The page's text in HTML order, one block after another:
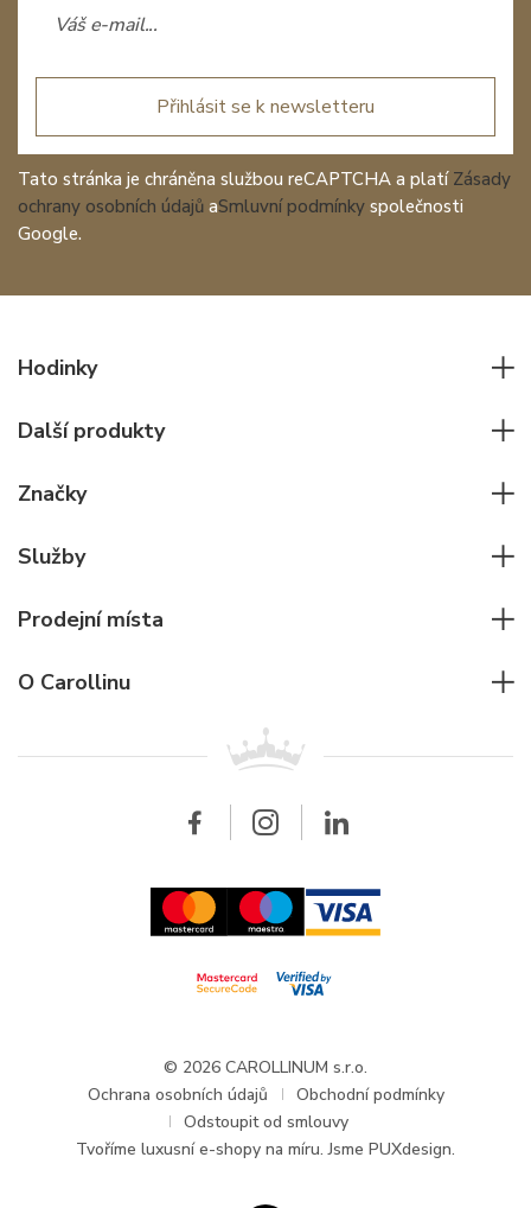
Přihlásit se k newsletteru
Tato stránka je chráněna službou reCAPTCHA a platí Zásady
ochrany osobních údajů aSmluvní podmínky společnosti
Google.
Hodinky
Dámské hodinky
Pilotní hodinky
Potápěčské hodinky
Další produkty
Ostatní doplňky
Značky
Cartier
Breitling
Služby
Pro firmy
Velkoobchod
Prodejní místa
O Carollinu
Velkoobchod
O společnosti Carollinum
Aktuality a oznámení
© 2026 CAROLLINUM s.r.o.
Ochrana osobních údajů
Obchodní podmínky
Odstoupit od smlouvy
Tvoříme luxusní e-shopy na míru. Jsme PUXdesign.